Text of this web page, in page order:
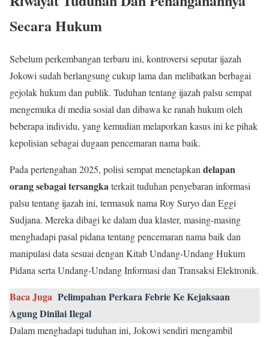
Secara Hukum
Sebelum perkembangan terbaru ini, kontroversi seputar ijazah
Jokowi sudah berlangsung cukup lama dan melibatkan berbagai
gejolak hukum dan publik. Tuduhan tentang ijazah palsu sempat
mengemuka di media sosial dan dibawa ke ranah hukum oleh
beberapa individu, yang kemudian melaporkan kasus ini ke pihak
kepolisian sebagai dugaan pencemaran nama baik.
Pada pertengahan 2025, polisi sempat menetapkan delapan
orang sebagai tersangkaterkait tuduhan penyebaran informasi
palsu tentang ijazah ini, termasuk nama Roy Suryo dan Eggi
Sudjana. Mereka dibagi ke dalam dua klaster, masing-masing
menghadapi pasal pidana tentang pencemaran nama baik dan
manipulasi data sesuai dengan Kitab Undang-Undang Hukum
Pidana serta Undang-Undang Informasi dan Transaksi Elektronik.
Baca Juga Pelimpahan Perkara Febrie Ke Kejaksaan
Agung Dinilai Ilegal
Dalam menghadapi tuduhan ini, Jokowi sendiri mengambil